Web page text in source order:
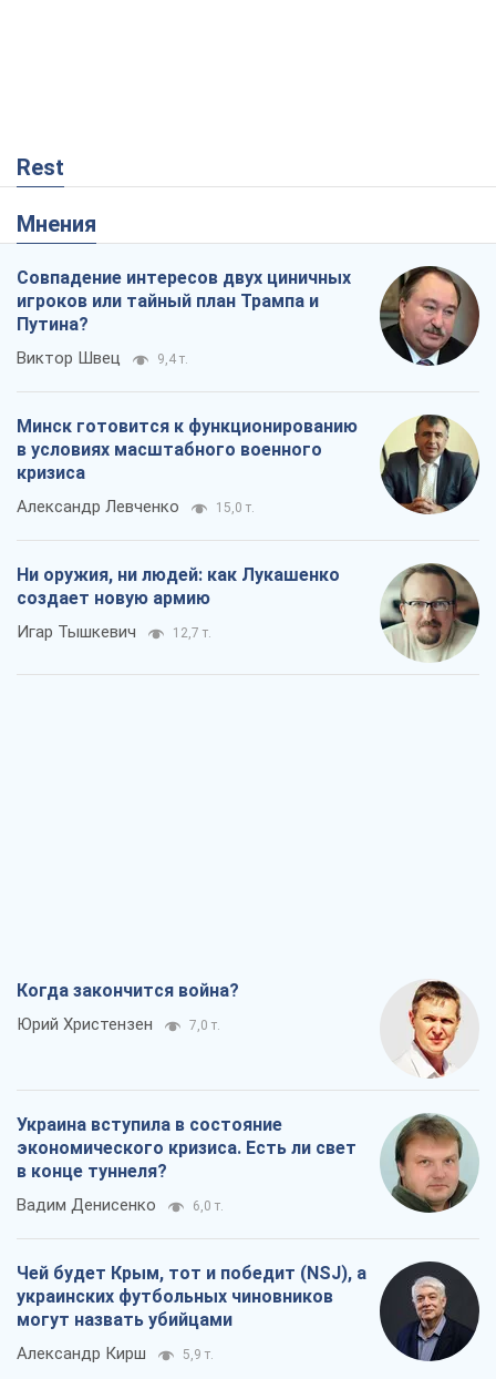
Rest
Мнения
Совпадение интересов двух циничных
игроков или тайный план Трампа и
Путина?
Виктор Швец 9,4 т.
Минск готовится к функционированию
в условиях масштабного военного
кризиса
Александр Левченко 15,0 т.
Ни оружия, ни людей: как Лукашенко
создает новую армию
Игар Тышкевич 12,7 т.
Когда закончится война?
Юрий Христензен 7,0 т.
Украина вступила в состояние
экономического кризиса. Есть ли свет
в конце туннеля?
Вадим Денисенко 6,0 т.
Чей будет Крым, тот и победит (NSJ), а
украинских футбольных чиновников
могут назвать убийцами
Александр Кирш 5,9 т.